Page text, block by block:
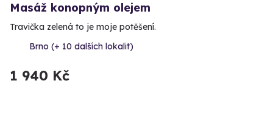
Masáž konopným olejem
Travička zelená to je moje potěšení.
Brno (+ 10 dalších lokalit)
1 940 Kč